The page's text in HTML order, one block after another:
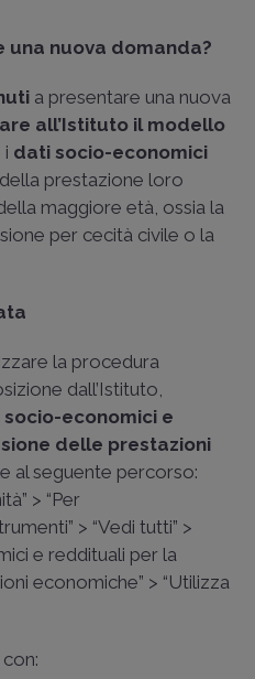
una nuova domanda?
a presentare una nuova
all’Istituto il modello
i dati socio-economici
prestazione loro
maggiore età, ossia la
per cecità civile o la
la procedura
dall’Istituto,
economici e
delle prestazioni
al seguente percorso:
> “Per
> “Vedi tutti” >
e reddituali per la
economiche” > “Utilizza